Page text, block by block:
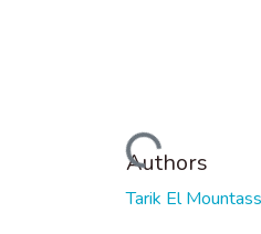
Loading...
Authors
Tarik El